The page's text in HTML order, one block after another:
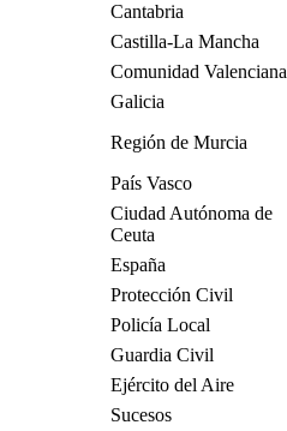
Cantabria
Castilla-La Mancha
Comunidad Valenciana
Galicia
Región de Murcia
País Vasco
Ciudad Autónoma de
Ceuta
España
Protección Civil
Policía Local
Guardia Civil
Ejército del Aire
Sucesos